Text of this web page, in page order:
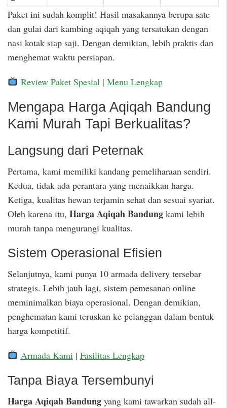
Paket ini sudah komplit! Hasil masakannya berupa sate
dan gulai dari kambing aqiqah yang tersatukan dengan
nasi kotak siap saji. Dengan demikian, lebih praktis dan
menghemat waktu persiapan.
Review Paket Spesial | Menu Lengkap
Mengapa Harga Aqiqah Bandung
Kami Murah Tapi Berkualitas?
Langsung dari Peternak
Pertama, kami memiliki kandang pemeliharaan sendiri.
Kedua, tidak ada perantara yang menaikkan harga.
Ketiga, kualitas hewan terjamin sehat dan sesuai syariat.
Oleh karena itu, Harga Aqiqah Bandung kami lebih
murah tanpa mengurangi kualitas.
Sistem Operasional Efisien
Selanjutnya, kami punya 10 armada delivery tersebar
strategis. Lebih jauh lagi, sistem pemesanan online
meminimalkan biaya operasional. Dengan demikian,
penghematan kami teruskan ke pelanggan dalam bentuk
harga kompetitif.
Armada Kami | Fasilitas Lengkap
Tanpa Biaya Tersembunyi
Harga Aqiqah Bandung yang kami tawarkan sudah all-